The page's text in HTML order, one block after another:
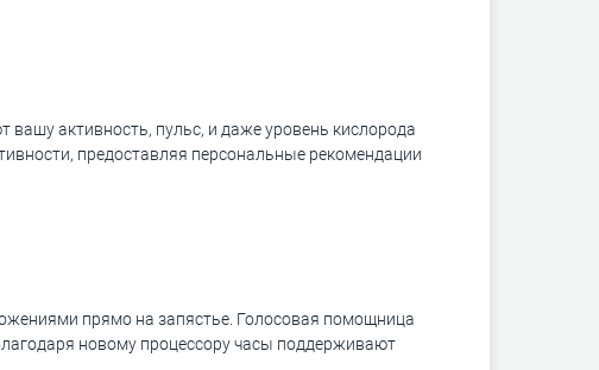
активность, пульс, и даже уровень кислорода
предоставляя персональные рекомендации
прямо на запястье. Голосовая помощница
новому процессору часы поддерживают